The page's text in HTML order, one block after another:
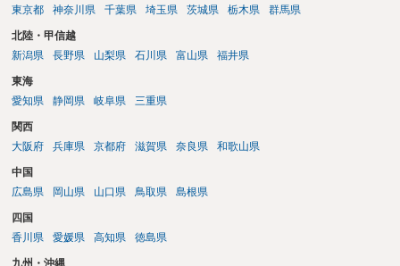
東京都
神奈川県 千葉県 埼玉県 茨城県 栃木県 群馬県
北陸・甲信越
新潟県
長野県 山梨県 石川県 富山県 福井県
東海
愛知県
静岡県 岐阜県 三重県
関西
大阪府
兵庫県 京都府 滋賀県 奈良県 和歌山県
中国
広島県
岡山県 山口県 鳥取県 島根県
四国
香川県
愛媛県 高知県 徳島県